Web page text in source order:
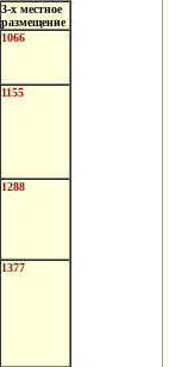
3-х местное
размещение
1066
1155
1288
1377